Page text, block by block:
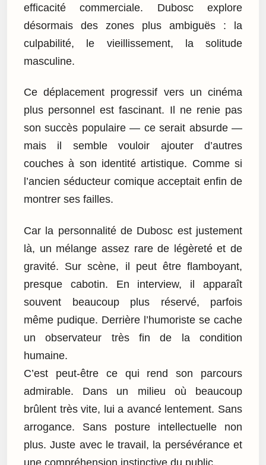
efficacité commerciale. Dubosc explore
désormais des zones plus ambiguës : la
culpabilité, le vieillissement, la solitude
masculine.
Ce déplacement progressif vers un cinéma
plus personnel est fascinant. Il ne renie pas
son succès populaire — ce serait absurde —
mais il semble vouloir ajouter d’autres
couches à son identité artistique. Comme si
l’ancien séducteur comique acceptait enfin de
montrer ses failles.
Car la personnalité de Dubosc est justement
là, un mélange assez rare de légèreté et de
gravité. Sur scène, il peut être flamboyant,
presque cabotin. En interview, il apparaît
souvent beaucoup plus réservé, parfois
même pudique. Derrière l’humoriste se cache
un observateur très fin de la condition
humaine.
C’est peut-être ce qui rend son parcours
admirable. Dans un milieu où beaucoup
brûlent très vite, lui a avancé lentement. Sans
arrogance. Sans posture intellectuelle non
plus. Juste avec le travail, la persévérance et
une compréhension instinctive du public.